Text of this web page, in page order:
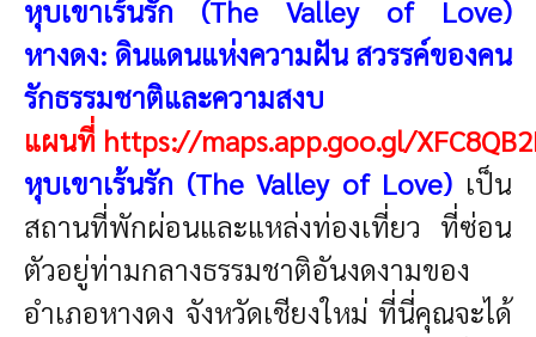
หุบเขาเร้นรัก (The Valley of Love)
หางดง: ดินแดนแห่งความฝัน สวรรค์ของคน
รักธรรมชาติและความสงบ
แผนที่ https://maps.app.goo.gl/
หุบเขาเร้นรัก (The Valley of Love) เป็น
สถานที่พักผ่อนและแหล่งท่องเที่ยว ที่ซ่อน
ตัวอยู่ท่ามกลางธรรมชาติอันงดงามของ
อำเภอหางดง จังหวัดเชียงใหม่ ที่นี่คุณจะได้